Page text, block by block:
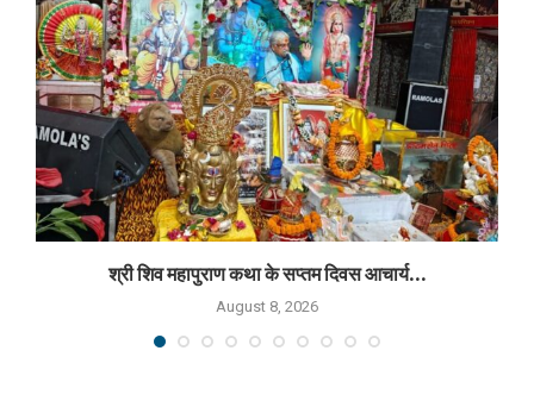
श्री शिव महापुराण कथा के सप्तम दिवस आचार्य...
August 8, 2026